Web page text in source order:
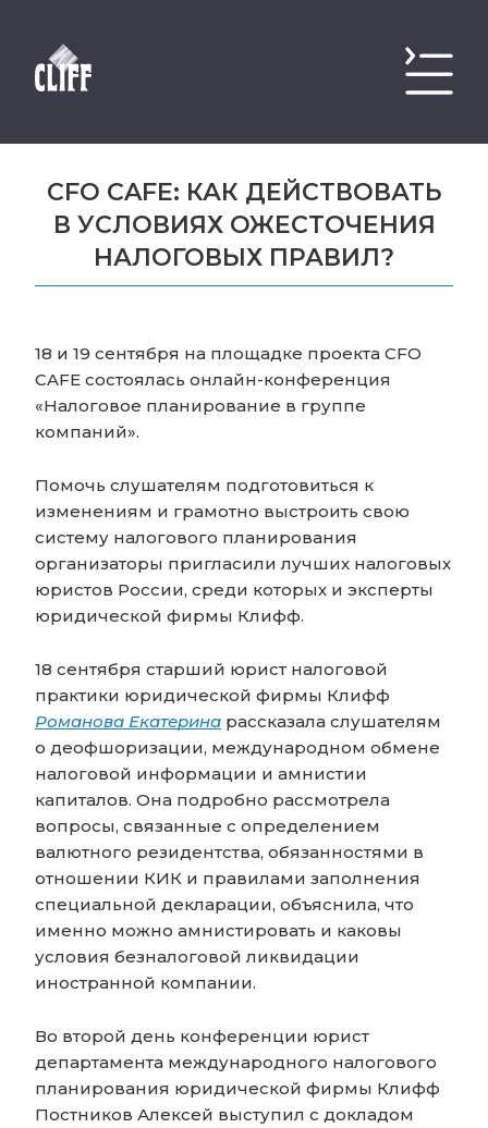
CFO CAFE: КАК ДЕЙСТВОВАТЬ
В УСЛОВИЯХ ОЖЕСТОЧЕНИЯ
НАЛОГОВЫХ ПРАВИЛ?
18 и 19 сентября на площадке проекта CFO
CAFE состоялась онлайн-конференция
«Налоговое планирование в группе
компаний».
Помочь слушателям подготовиться к
изменениям и грамотно выстроить свою
систему налогового планирования
организаторы пригласили лучших налоговых
юристов России, среди которых и эксперты
юридической фирмы Клифф.
18 сентября старший юрист налоговой
практики юридической фирмы Клифф
Романова Екатерина рассказала слушателям
о деофшоризации, международном обмене
налоговой информации и амнистии
капиталов. Она подробно рассмотрела
вопросы, связанные с определением
валютного резидентства, обязанностями в
отношении КИК и правилами заполнения
специальной декларации, объяснила, что
именно можно амнистировать и каковы
условия безналоговой ликвидации
иностранной компании.
Во второй день конференции юрист
департамента международного налогового
планирования юридической фирмы Клифф
Постников Алексей выступил с докладом